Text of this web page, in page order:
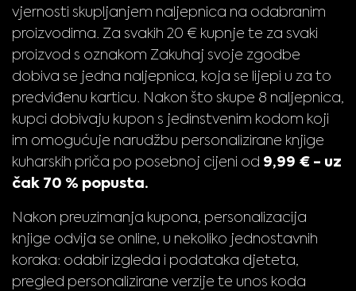
vjernosti skupljanjem naljepnica na odabranim
proizvodima. Za svakih 20 € kupnje te za svaki
proizvod s oznakom Zakuhaj svoje zgodbe
dobiva se jedna naljepnica, koja se lijepi u za to
predviđenu karticu. Nakon što skupe 8 naljepnica,
kupci dobivaju kupon s jedinstvenim kodom koji
im omogućuje narudžbu personalizirane knjige
kuharskih priča po posebnoj cijeni od 9,99 € - uz
čak 70 % popusta.
Nakon preuzimanja kupona, personalizacija
knjige odvija se online, u nekoliko jednostavnih
koraka: odabir izgleda i podataka djeteta,
pregled personalizirane verzije te unos koda